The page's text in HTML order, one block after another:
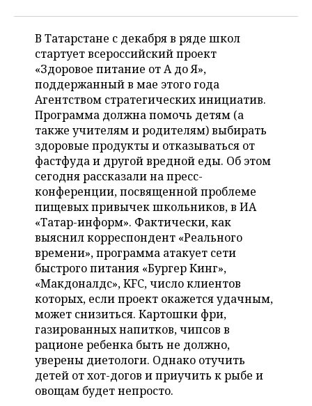
ВУЗЫ ТАТАРСТАНА
КОМУ ПРИНАДЛЕЖАТ
ТОРГОВЫЕ ЦЕНТРЫ
ТАТАРСТАНА
БАНКИ
БЮДЖЕТ
ИНВЕСТИЦИИ
МАШИНОСТРОЕНИЕ
НЕФТЕХИМИЯ
НЕФТЬ
ОПК
ЭНЕРГЕТИКА
НОВОСТИ НЕДВИЖИМОСТИ
АВТО
НОВОСТИ АВТО
БИЗНЕС
НОВОСТИ БИЗНЕСА
РОЗНИЧНАЯ ТОРГОВЛЯ
ТРАНСПОРТ
УСЛУГИ
ТЕХНОЛОГИИ
НОВОСТИ ТЕХНОЛОГИЙ
МЕДИА
ТЕЛЕКОММУНИКАЦИИ
МЕРОПРИЯТИЯ
НОВОСТИ МЕРОПРИЯТИЙ
ВЫЕЗДНАЯ РЕДАКЦИЯ
БИЗНЕС-БРАНЧИ
ONLINE-КОНФЕРЕНЦИИ
ОТКРЫТАЯ ЛЕКЦИЯ
СПОРТ
НОВОСТИ СПОРТА
ФУТБОЛ
ХОККЕЙ
БАСКЕТБОЛ
ВОЛЕЙБОЛ
КИБЕРСПОРТ
ФИГУРНОЕ КАТАНИЕ
ВОДНЫЕ ВИДЫ СПОРТА
ОБЩЕСТВО
НОВОСТИ ОБЩЕСТВА
ВЛАСТЬ
ИНФРАСТРУКТУРА
ИСТОРИЯ
КУЛЬТУРА
МЕДИЦИНА
ОБРАЗОВАНИЕ
ФОТОГАЛЕРЕЯ
СЮЖЕТЫ
СПРАВОЧНИК
СПИСОК ПЕРСОН
СПИСОК КОМПАНИЙ
ПОЛНАЯ ВЕРСИЯ
В Татарстане с декабря в ряде школ
стартует всероссийский проект
«Здоровое питание от А до Я»,
поддержанный в мае этого года
Агентством стратегических инициатив.
Программа должна помочь детям (а
также учителям и родителям) выбирать
здоровые продукты и отказываться от
фастфуда и другой вредной еды. Об этом
сегодня рассказали на пресс-
конференции, посвященной проблеме
пищевых привычек школьников, в ИА
«Татар-информ». Фактически, как
выяснил корреспондент «Реального
времени», программа атакует сети
быстрого питания «Бургер Кинг»,
«Макдоналдс», KFC, число клиентов
которых, если проект окажется удачным,
может снизиться. Картошки фри,
газированных напитков, чипсов в
рационе ребенка быть не должно,
уверены диетологи. Однако отучить
детей от хот-догов и приучить к рыбе и
овощам будет непросто.